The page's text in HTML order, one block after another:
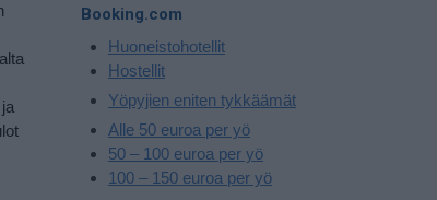
Booking.com
Huoneistohotellit
Hostellit
Yöpyjien eniten tykkäämät
Alle 50 euroa per yö
50 – 100 euroa per yö
100 – 150 euroa per yö